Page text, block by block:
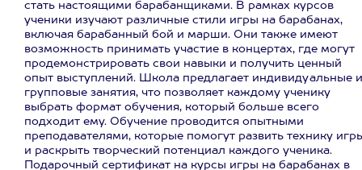
стать настоящими барабанщиками. В рамках курсов
ученики изучают различные стили игры на барабанах,
включая барабанный бой и марши. Они также имеют
возможность принимать участие в концертах, где могут
продемонстрировать свои навыки и получить ценный
опыт выступлений. Школа предлагает индивидуальные и
групповые занятия, что позволяет каждому ученику
выбрать формат обучения, который больше всего
подходит ему. Обучение проводится опытными
преподавателями, которые помогут развить технику
и раскрыть творческий потенциал каждого ученика.
Подарочный сертификат на курсы игры на барабанах в